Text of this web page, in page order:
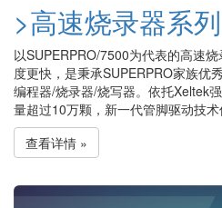
>高速烧录器系列
以SUPERPRO/7500为代表的高速
度更快，是秉承SUPERPRO家族优
编程器/烧录器/烧写器。依托Xeltek
量超过10万颗，新一代管脚驱动技术
查看详情 »